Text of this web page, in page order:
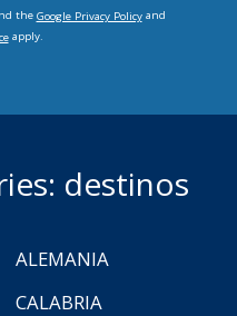
the Google Privacy Policyand
apply.
destinos
ALEMANIA
CALABRIA